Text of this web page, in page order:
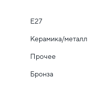
E27
Керамика/металл
Прочее
Бронза